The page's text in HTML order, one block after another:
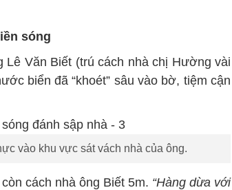
sóng
Lê Văn Biết (trú cách nhà chị Hường vài
biển đã “khoét” sâu vào bờ, tiệm cận
vào khu vực sát vách nhà của ông.
cách nhà ông Biết 5m. “Hàng dừa với